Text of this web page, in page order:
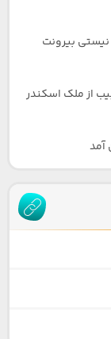
بیرونت
از ملک اسکندر
آمد